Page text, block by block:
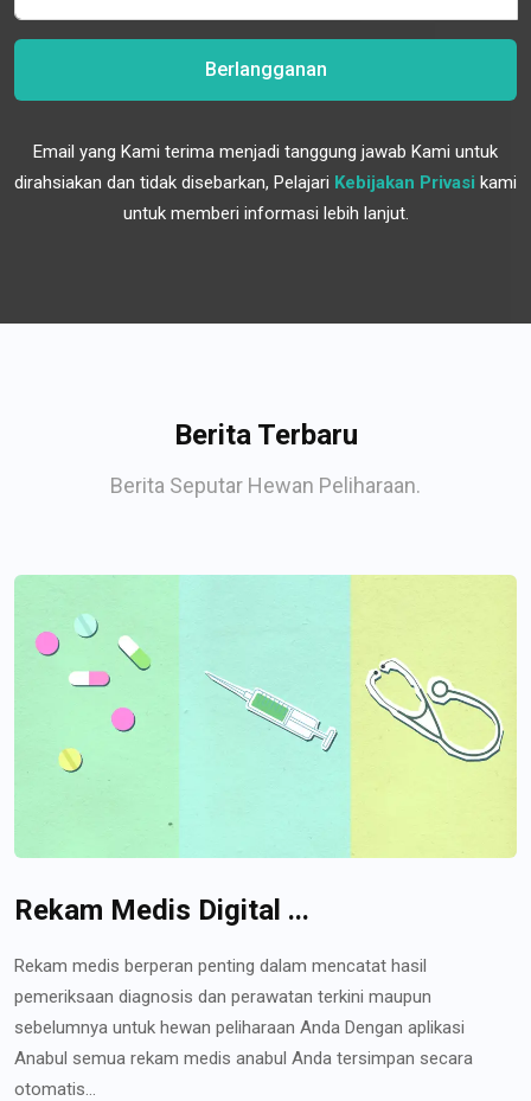
Berlangganan
Email yang Kami terima menjadi tanggung jawab Kami untuk
dirahsiakan dan tidak disebarkan, Pelajari Kebijakan Privasi kami
untuk memberi informasi lebih lanjut.
Berita Terbaru
Berita Seputar Hewan Peliharaan.
Rekam Medis Digital ...
Rekam medis berperan penting dalam mencatat hasil
pemeriksaan diagnosis dan perawatan terkini maupun
sebelumnya untuk hewan peliharaan Anda Dengan aplikasi
Anabul semua rekam medis anabul Anda tersimpan secara
otomatis...